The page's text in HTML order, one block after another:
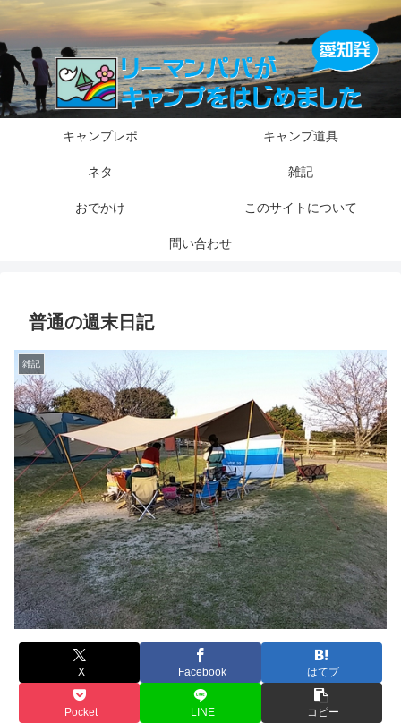
キャンプレポ キャンプ道具
ネタ 雑記
おでかけ このサイトについて
問い合わせ
普通の週末日記
雑記
X Facebook はてブ
Pocket LINE コピー